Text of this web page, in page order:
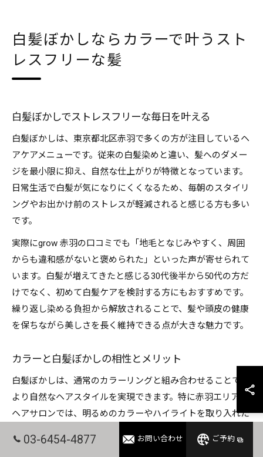
白髪ぼかしならカラーで叶うスト
レスフリーな髪
白髪ぼかしでストレスフリーな毎日を叶える
白髪ぼかしは、東京都北区赤羽で多くの方が注目しているヘ
アケアメニューです。従来の白髪染めと違い、髪へのダメー
ジを最小限に抑え、自然な仕上がりが特徴となっています。
日常生活で白髪が気になりにくくなるため、毎朝のスタイリ
ングやお出かけ前のストレスが軽減されると感じる方も多い
です。
実際にgrow 赤羽の口コミでも「地毛となじみやすく、周囲
からも違和感がないと褒められた」といった声が寄せられて
います。白髪が増えてきたと感じる30代後半から50代の方だ
けでなく、初めて白髪ケアを検討する方にもおすすめです。
繰り返し染める負担から解放されることで、髪や頭皮の健康
を保ちながら美しさを長く維持できる点が大きな魅力です。
カラーと白髪ぼかしの相性とメリット
白髪ぼかしは、通常のカラーリングと組み合わせることで、
より自然なヘアスタイルを実現できます。特に赤羽エリアの
ヘアサロンでは、明るめのカラーやハイライトを取り入れた
白髪の浮きも目立ちにくくなります。
03-6454-4877 お問い合わせ ご予約